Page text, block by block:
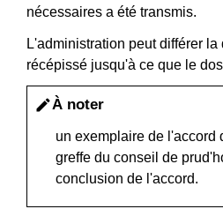
nécessaires a été transmis.
L'administration peut différer la
récépissé jusqu'à ce que le
editÀ noter
un exemplaire de l'accord
greffe du conseil de
conclusion de l'accord.